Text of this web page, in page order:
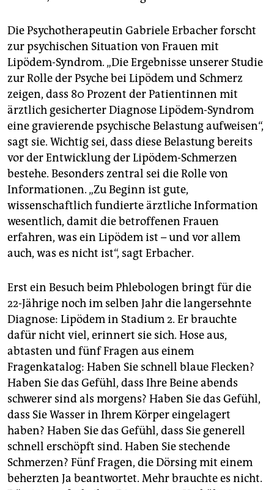
Die Psychotherapeutin Gabriele Erbacher forscht
zur psychischen Situation von Frauen mit
Lipödem-Syndrom. „Die Ergebnisse unserer Studie
zur Rolle der Psyche bei Lipödem und Schmerz
zeigen, dass 80 Prozent der Patientinnen mit
ärztlich gesicherter Diagnose Lipödem-Syndrom
eine gravierende psychische Belastung aufweisen“,
sagt sie. Wichtig sei, dass diese Belastung bereits
vor der Entwicklung der Lipödem-Schmerzen
bestehe. Besonders zentral sei die Rolle von
Informationen. „Zu Beginn ist gute,
wissenschaftlich fundierte ärztliche Information
wesentlich, damit die betroffenen Frauen
erfahren, was ein Lipödem ist – und vor allem
auch, was es nicht ist“, sagt Erbacher.
Erst ein Besuch beim Phlebologen bringt für die
22-Jährige noch im selben Jahr die langersehnte
Diagnose: Lipödem in Stadium 2. Er brauchte
dafür nicht viel, erinnert sie sich. Hose aus,
abtasten und fünf Fragen aus einem
Fragenkatalog: Haben Sie schnell blaue Flecken?
Haben Sie das Gefühl, dass Ihre Beine abends
schwerer sind als morgens? Haben Sie das Gefühl,
dass Sie Wasser in Ihrem Körper eingelagert
haben? Haben Sie das Gefühl, dass Sie generell
schnell erschöpft sind. Haben Sie stechende
Schmerzen? Fünf Fragen, die Dörsing mit einem
beherzten Ja beantwortet. Mehr brauchte es nicht.